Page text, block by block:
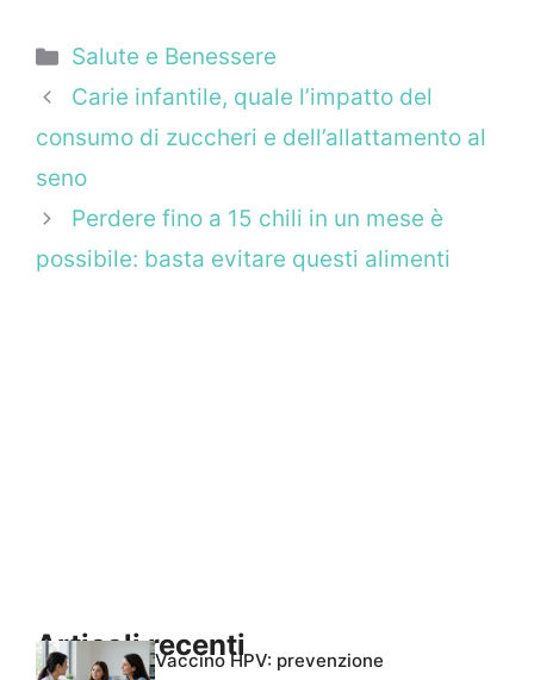
Categorie
Salute e Benessere
Carie infantile, quale l’impatto del
consumo di zuccheri e dell’allattamento al
seno
Perdere fino a 15 chili in un mese è
possibile: basta evitare questi alimenti
Articoli recentiVaccino HPV: prevenzione